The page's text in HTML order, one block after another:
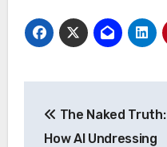
navigation
The Naked Truth:
How AI Undressing